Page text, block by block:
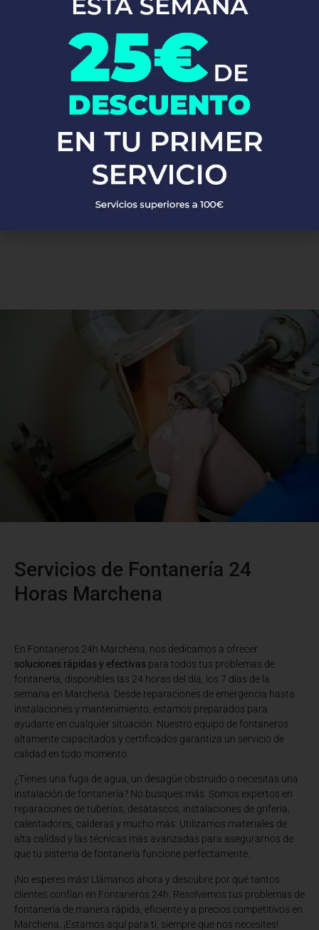
sea una emergencia o un mantenimiento rutinario, estamos
semana. A continuación, te mostramos algunos de nuestros
servicios más populares:
PEDIR PRESUPUESTO
Servicios de Fontanería 24
Horas Marchena
En Fontaneros 24h Marchena , nos dedicamos a ofrecer
soluciones rápidas y efectivas para todos tus problemas de
fontanería, disponibles las 24 horas del día, los 7 días de la
semana en Marchena. Desde reparaciones de emergencia hasta
instalaciones y mantenimiento, estamos preparados para
ayudarte en cualquier situación. Nuestro equipo de fontaneros
altamente capacitados y certificados garantiza un servicio de
calidad en todo momento.
¿Tienes una fuga de agua, un desagüe obstruido o necesitas una
instalación de fontanería? No busques más. Somos expertos en
reparaciones de tuberías, desatascos, instalaciones de grifería,
calentadores, calderas y mucho más. Utilizamos materiales de
alta calidad y las técnicas más avanzadas para asegurarnos de
que tu sistema de fontanería funcione perfectamente.
¡No esperes más! Llámanos ahora y descubre por qué tantos
clientes confían en Fontaneros 24h. Resolvemos tus problemas de
fontanería de manera rápida, eficiente y a precios competitivos en
Marchena. ¡Estamos aquí para ti, siempre que nos necesites!